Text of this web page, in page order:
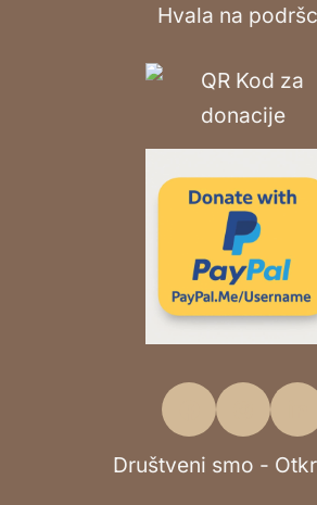
Hvala na
Društveni smo -